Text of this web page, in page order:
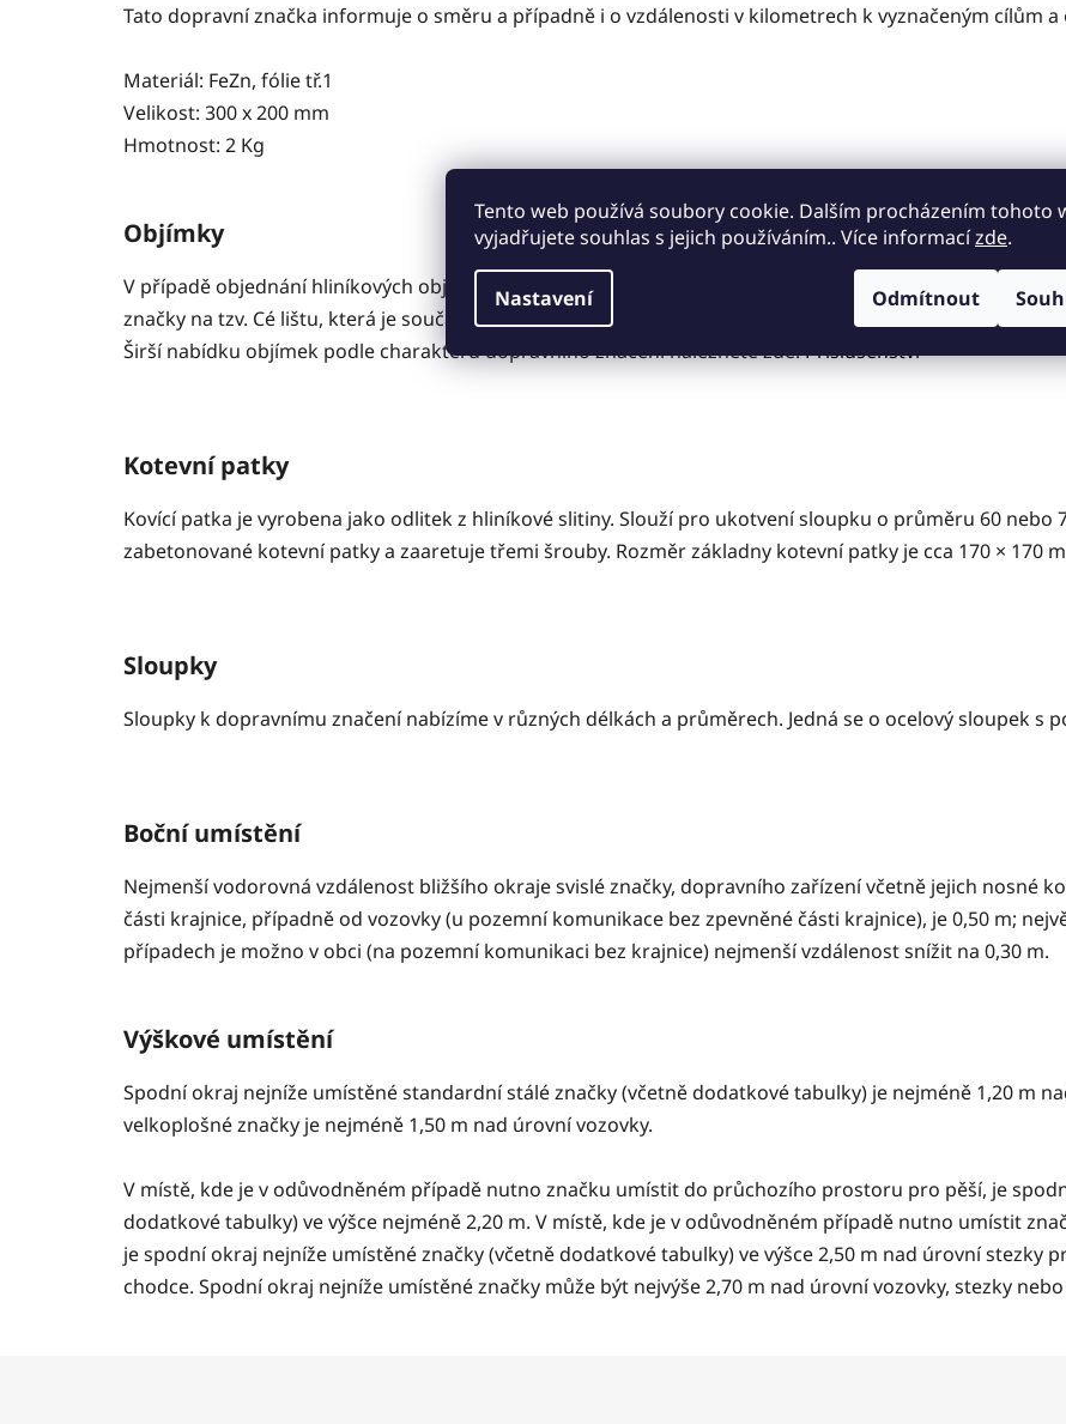
Tento web používá soubory cookie. Dalším procházením tohoto
vyjadřujete souhlas s jejich používáním.. Více informacízde.
Nastavení Odmítnout
Tato dopravní značka informuje o směru a případně i o vzdálenosti v kilometrech k vyznačeným cílům a
Materiál: FeZn, fólie tř.1
Velikost: 300 x 200 mm
Hmotnost: 2 Kg
Objímky
V případě objednání hliníkových objímek vám budou dodány dva kusy včetně čtyř kusů šroubů a
značky na tzv. Cé lištu, která je součástí každé značky. Objímky standardně dodáváme na sloupek o
Širší nabídku objímek podle charakteru dopravního značení naleznete zde:Příslušenství
Kotevní patky
Kovící patka je vyrobena jako odlitek z hliníkové slitiny. Slouží pro ukotvení sloupku o průměru 60 nebo
zabetonované kotevní patky a zaaretuje třemi šrouby. Rozměr základny kotevní patky je cca 170 × 170
Sloupky
Sloupky k dopravnímu značení nabízíme v různých délkách a průměrech. Jedná se o ocelový sloupek s
Boční umístění
Nejmenší vodorovná vzdálenost bližšího okraje svislé značky, dopravního zařízení včetně jejich nosné
části krajnice, případně od vozovky (u pozemní komunikace bez zpevněné části krajnice), je 0,50 m;
případech je možno v obci (na pozemní komunikaci bez krajnice) nejmenší vzdálenost snížit na 0,30 m.
Výškové umístění
Spodní okraj nejníže umístěné standardní stálé značky (včetně dodatkové tabulky) je nejméně 1,20 m
velkoplošné značky je nejméně 1,50 m nad úrovní vozovky.
V místě, kde je v odůvodněném případě nutno značku umístit do průchozího prostoru pro pěší, je
dodatkové tabulky) ve výšce nejméně 2,20 m. V místě, kde je v odůvodněném případě nutno umístit
je spodní okraj nejníže umístěné značky (včetně dodatkové tabulky) ve výšce 2,50 m nad úrovní stezky
chodce. Spodní okraj nejníže umístěné značky může být nejvýše 2,70 m nad úrovní vozovky, stezky